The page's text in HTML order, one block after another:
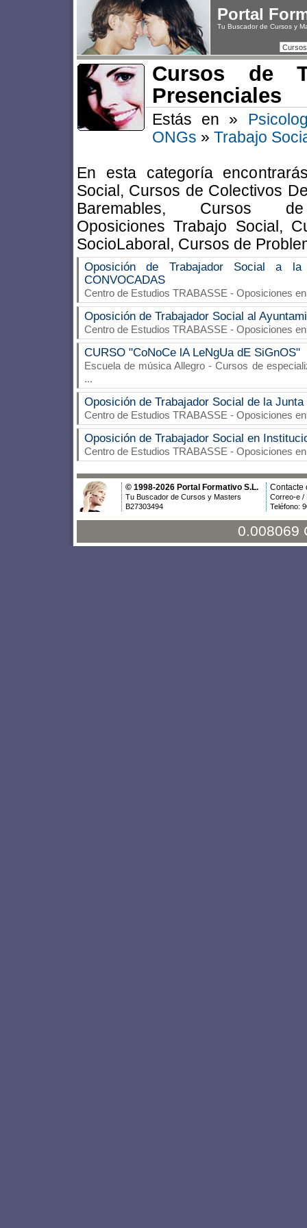
Portal
Tu Buscador de Cursos y
Cursos de
Presenciales
Estás en »
ONGs » Trabajo
En esta categoría
Social, Cursos de Colectivos
Baremables, Cursos de
Oposiciones Trabajo Social,
SocioLaboral, Cursos de
Oposición de Trabajador Social a
CONVOCADAS
Centro de Estudios TRABASSE - Oposiciones
Oposición de Trabajador Social al
Centro de Estudios TRABASSE - Oposiciones
CURSO "CoNoCe lA LeNgUa dE SiGnOS"
Escuela de música Allegro - Cursos de
...
Oposición de Trabajador Social de la
Centro de Estudios TRABASSE - Oposiciones
Oposición de Trabajador Social en
Centro de Estudios TRABASSE - Oposiciones
© 1998-2026 Portal Formativo S.L.
Tu Buscador de Cursos y Masters
B27303494
Contacte
Correo-e /
Teléfono:
0.008069